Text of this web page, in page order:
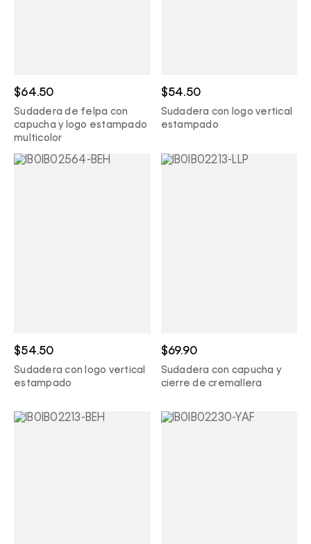
$64.50
Sudadera de felpa con
capucha y logo estampado
multicolor
$54.50
Sudadera con logo vertical
estampado
$54.50
Sudadera con logo vertical
estampado
$69.90
Sudadera con capucha y
cierre de cremallera